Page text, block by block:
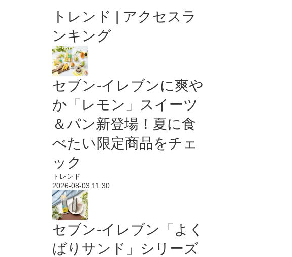
トレンド | アクセスラ
ンキング
セブン‐イレブンに爽や
か「レモン」スイーツ
＆パン新登場！夏に食
べたい限定商品をチェ
ック
トレンド
2026-08-03 11:30
セブン‐イレブン「よく
ばりサンド」シリーズ